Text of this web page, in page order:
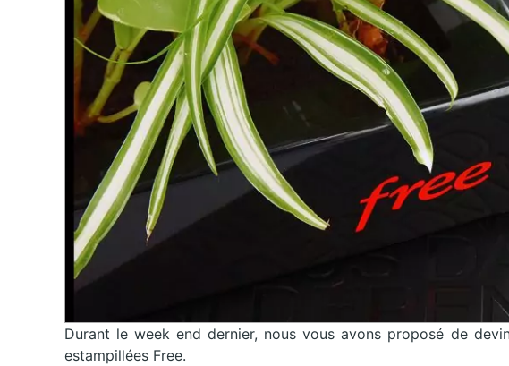
Durant le week end dernier, nous vous avons proposé de
estampillées Free.